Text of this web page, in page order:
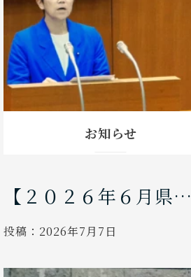
お知らせ
【２０２６年６月県…
投稿： 2026年7月7日